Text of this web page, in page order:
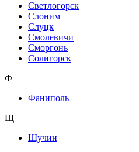
Светлогорск
Слоним
Слуцк
Смолевичи
Сморгонь
Солигорск
Ф
Фаниполь
Щ
Щучин